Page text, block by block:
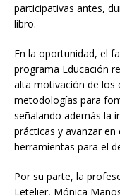
participativas antes,
libro.
En la oportunidad, el
programa Educación
alta motivación de los
metodologías para
señalando además la
prácticas y avanzar
herramientas para el
Por su parte, la
Letelier, Mónica